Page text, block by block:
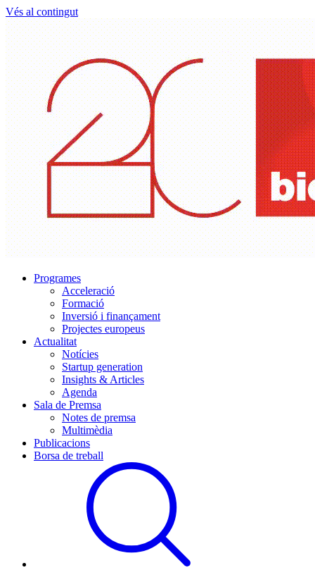
Vés al contingut
Programes
Acceleració
Formació
Inversió i finançament
Projectes europeus
Actualitat
Notícies
Startup generation
Insights & Articles
Agenda
Sala de Premsa
Notes de premsa
Multimèdia
Publicacions
Borsa de treball